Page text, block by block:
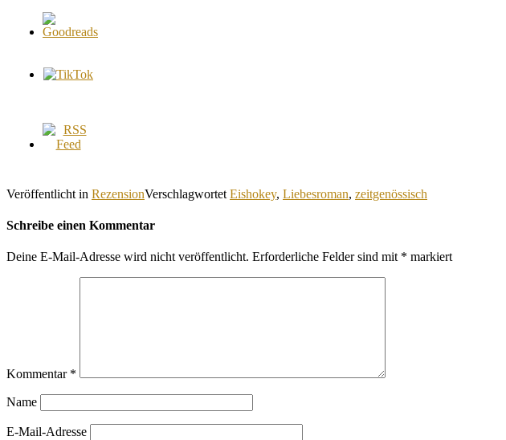
Veröffentlicht in RezensionVerschlagwortet Eishokey, Liebesroman, zeitgenössisch
Schreibe einen Kommentar
Deine E-Mail-Adresse wird nicht veröffentlicht. Erforderliche Felder sind mit * markiert
Kommentar *
Name
E-Mail-Adresse